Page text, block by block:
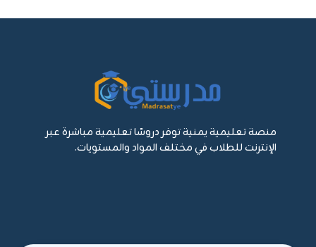
منصة تعليمية يمنية توفر دروسًا تعليمية مباشرة عبر
الإنترنت للطلاب في مختلف المواد والمستويات.